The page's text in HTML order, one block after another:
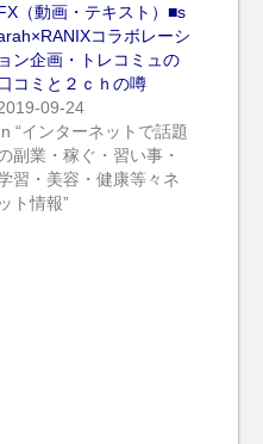
（動画・テキスト）■s
コラボレーシ
ョン企画・トレコミュの
コミと２ｃｈの噂
09-24
“インターネットで話題
副業・稼ぐ・習い事・
習・美容・健康等々ネ
ット情報”